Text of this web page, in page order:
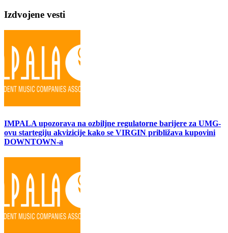
Izdvojene vesti
IMPALA upozorava na ozbiljne regulatorne barijere za UMG-
ovu startegiju akvizicije kako se VIRGIN približava kupovini
DOWNTOWN-a